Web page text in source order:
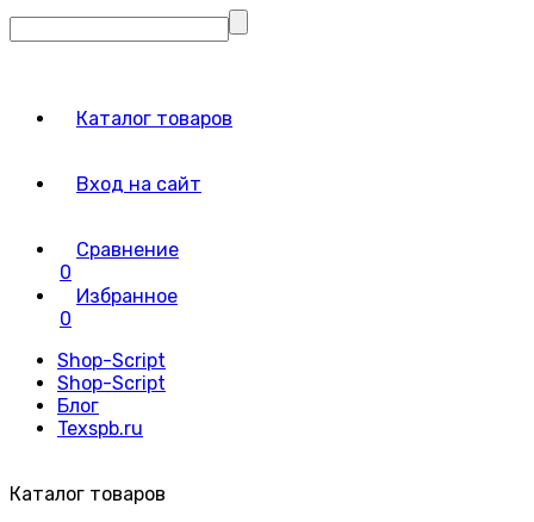
Каталог товаров
Вход на сайт
Сравнение
0
Избранное
0
Shop-Script
Shop-Script
Блог
Texspb.ru
Каталог товаров